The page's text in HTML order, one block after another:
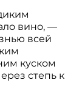
вино, —
всей
куском
степь к